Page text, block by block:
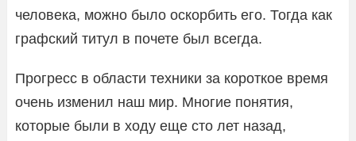
человека, можно было оскорбить его. Тогда как
графский титул в почете был всегда.
Прогресс в области техники за короткое время
очень изменил наш мир. Многие понятия,
которые были в ходу еще сто лет назад,